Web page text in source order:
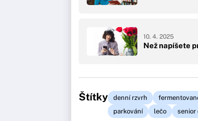
Než napíšete
10. 4. 2025
Štítky denní rzvrh
parkování
lečo senior